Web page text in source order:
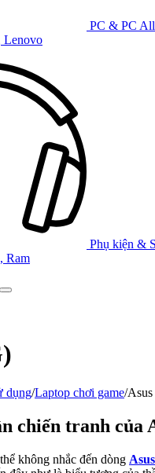
PC & PC
Lenovo
Phụ kiện &
Ram
dụng/Laptop chơi game/
chiến tranh của
không nhắc đến dòng